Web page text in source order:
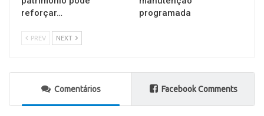
reforçar…
programada
PREV NEXT
Comentários Facebook Comments